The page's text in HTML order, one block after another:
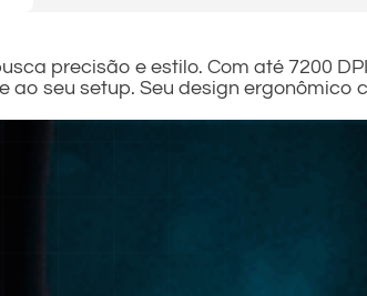
precisão e estilo. Com até 7200
seu setup. Seu design